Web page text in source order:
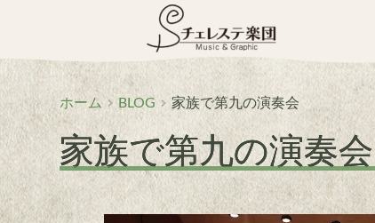
ン
ツ
へ
ス
キ
ッ
プ
ホーム BLOG 家族で第九の演奏会
家族で第九の演奏会